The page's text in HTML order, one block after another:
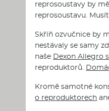
reprosoustavy by
reprosoustavu.
Skříň ozvučnice by
nestávaly se samy
naše Dexon Allegro
reproduktorů.
Kromě samotné
o reproduktorech